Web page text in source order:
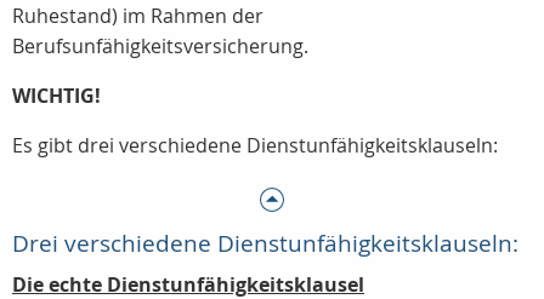
Ruhestand) im Rahmen der
Berufsunfähigkeitsversicherung.
WICHTIG!
Es gibt drei verschiedene Dienstunfähigkeitsklauseln:
Drei verschiedene Dienstunfähigkeitsklauseln:
Die echte Dienstunfähigkeitsklausel